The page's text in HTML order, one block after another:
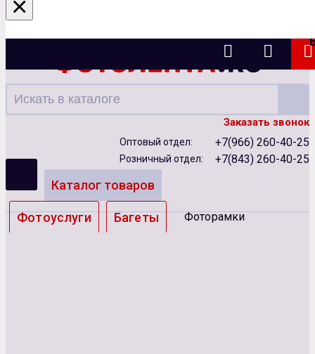
Казань
Заказать звонок
Оптовый отдел: +7(966) 260-40-25
Розничный отдел: +7(843) 260-40-25
Каталог товаров
Фотоуслуги Багеты Фоторамки
×